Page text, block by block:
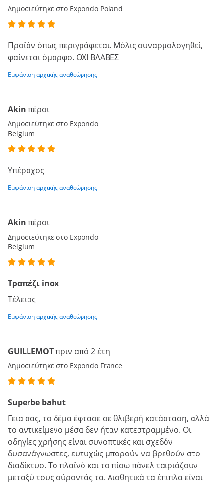
Δημοσιεύτηκε στο Expondo Poland
Προϊόν όπως περιγράφεται. Μόλις συναρμολογηθεί,
φαίνεται όμορφο. ΟΧΙ ΒΛΑΒΕΣ
Εμφάνιση αρχικής αναθεώρησης
Akin πέρσι
Δημοσιεύτηκε στο Expondo
Belgium
Υπέροχος
Εμφάνιση αρχικής αναθεώρησης
Akin πέρσι
Δημοσιεύτηκε στο Expondo
Belgium
Τραπέζι inox
Τέλειος
Εμφάνιση αρχικής αναθεώρησης
GUILLEMOTπριν από 2 έτη
Δημοσιεύτηκε στο Expondo France
Superbe bahut
Γεια σας, το δέμα έφτασε σε θλιβερή κατάσταση, αλλά
το αντικείμενο μέσα δεν ήταν κατεστραμμένο. Οι
οδηγίες χρήσης είναι συνοπτικές και σχεδόν
δυσανάγνωστες, ευτυχώς μπορούν να βρεθούν στο
διαδίκτυο. Το πλαϊνό και το πίσω πάνελ ταιριάζουν
μεταξύ τους σύροντάς τα. Αισθητικά τα έπιπλα είναι